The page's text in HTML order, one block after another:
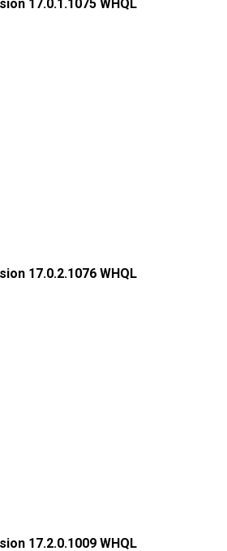
17.0.1.1075 WHQL
17.0.2.1076 WHQL
17.2.0.1009 WHQL